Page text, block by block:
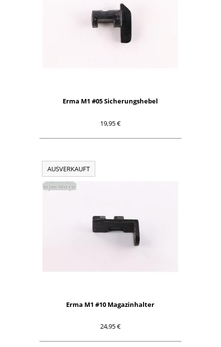
Erma M1 #05 Sicherungshebel
19,95 €
AUSVERKAUFT
Erma M1 #10 Magazinhalter
24,95 €